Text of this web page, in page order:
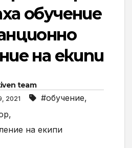
обучение
на екипи
team
2021 #обучение,
,
на екипи